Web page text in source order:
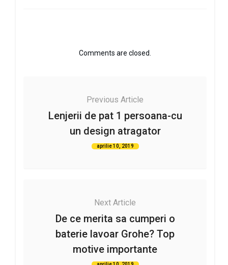
Comments are closed.
Previous Article
Lenjerii de pat 1 persoana-cu
un design atragator
aprilie 10, 2019
Next Article
De ce merita sa cumperi o
baterie lavoar Grohe? Top
motive importante